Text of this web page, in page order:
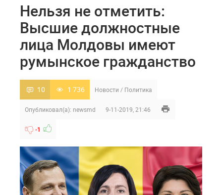
Нельзя не отметить:
Высшие должностные
лица Молдовы имеют
румынское гражданство
10 1 736 Новости / Политика
Опубликовал(а): newsmd 9-11-2019, 21:46
-1